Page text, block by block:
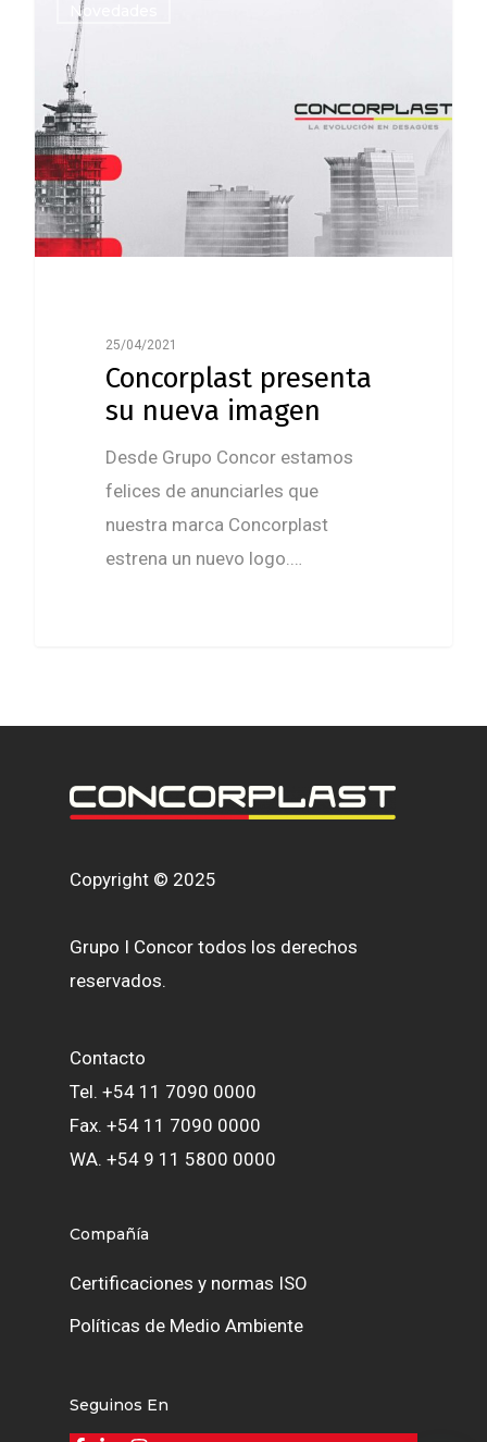
Novedades
25/04/2021
Concorplast presenta
su nueva imagen
Desde Grupo Concor estamos
felices de anunciarles que
nuestra marca Concorplast
estrena un nuevo logo.…
Copyright © 2025
Grupo I Concor todos los derechos
reservados.
Contacto
Tel. +54 11 7090 0000
Fax. +54 11 7090 0000
WA. +54 9 11 5800 0000
Compañía
Certificaciones y normas ISO
Políticas de Medio Ambiente
Seguinos En